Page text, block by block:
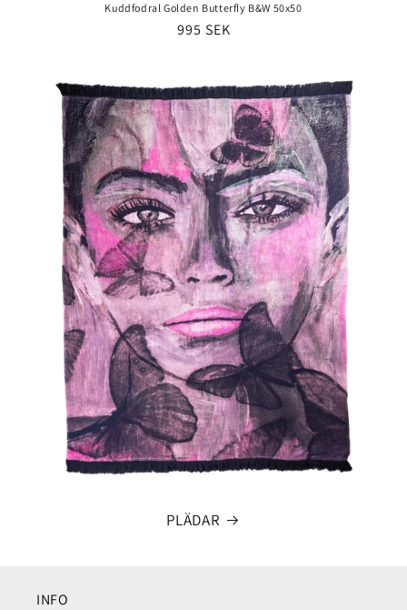
Kuddfodral Golden Butterfly B&W 50x50
Ordinarie
995 SEK
PLÄDAR
INFO